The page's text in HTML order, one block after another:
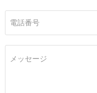
電話番号
メッセージ